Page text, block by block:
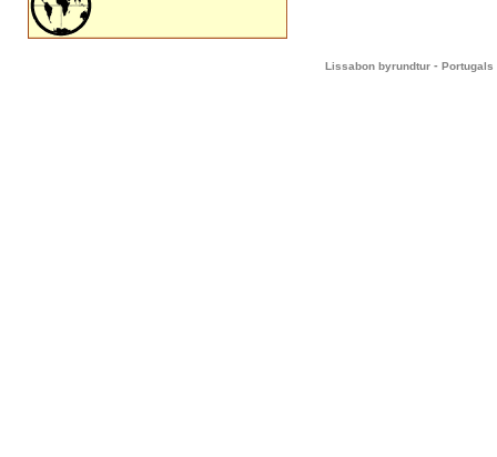
Lissabon byrundtur - Portugals